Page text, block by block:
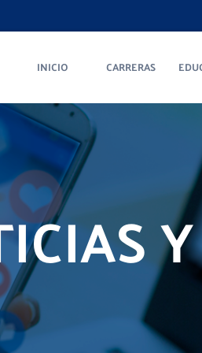
INICIO CARRERAS